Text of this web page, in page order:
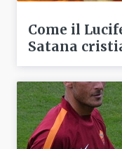
Come il
Satana